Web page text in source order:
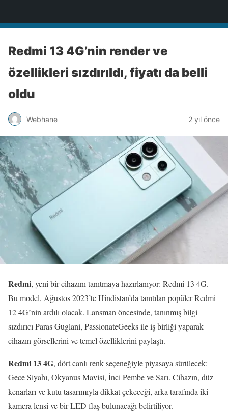
Redmi 13 4G’nin render ve
özellikleri sızdırıldı, fiyatı da belli
oldu
Webhane 2 yıl önce
Redmi, yeni bir cihazını tanıtmaya hazırlanıyor: Redmi 13 4G.
Bu model, Ağustos 2023’te Hindistan’da tanıtılan popüler Redmi
12 4G’nin ardılı olacak. Lansman öncesinde, tanınmış bilgi
sızdırıcı Paras Guglani, PassionateGeeks ile iş birliği yaparak
cihazın görsellerini ve temel özelliklerini paylaştı.
Redmi 13 4G, dört canlı renk seçeneğiyle piyasaya sürülecek:
Gece Siyahı, Okyanus Mavisi, İnci Pembe ve Sarı. Cihazın, düz
kenarları ve kutu tasarımıyla dikkat çekeceği, arka tarafında iki
kamera lensi ve bir LED flaş bulunacağı belirtiliyor.